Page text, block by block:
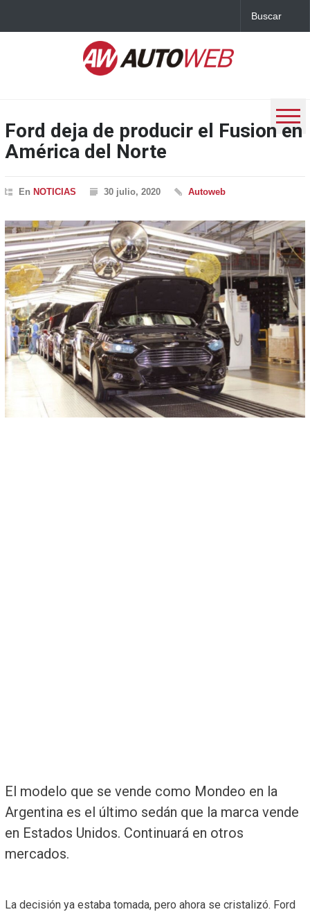
Ford deja de producir el Fusion en
América del Norte
En NOTICIAS 30 julio, 2020 Autoweb
El modelo que se vende como Mondeo en la
Argentina es el último sedán que la marca vende
en Estados Unidos. Continuará en otros
mercados.
La decisión ya estaba tomada, pero ahora se cristalizó. Ford